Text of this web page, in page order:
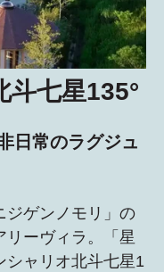
斗七星135°
日常のラグジュ
ジゲンノモリ」の
リーヴィラ。「星
シャリオ北斗七星1